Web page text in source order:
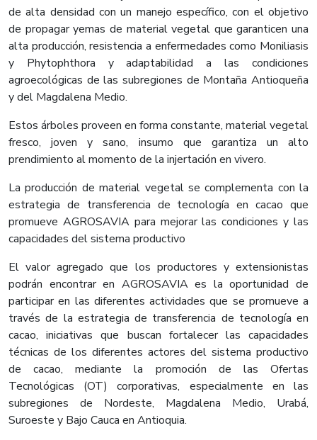
de alta densidad con un manejo específico, con el objetivo
de propagar yemas de material vegetal que garanticen una
alta producción, resistencia a enfermedades como Moniliasis
y Phytophthora y adaptabilidad a las condiciones
agroecológicas de las subregiones de Montaña Antioqueña
y del Magdalena Medio.
Estos árboles proveen en forma constante, material vegetal
fresco, joven y sano, insumo que garantiza un alto
prendimiento al momento de la injertación en vivero.
La producción de material vegetal se complementa con la
estrategia de transferencia de tecnología en cacao que
promueve AGROSAVIA para mejorar las condiciones y las
capacidades del sistema productivo
El valor agregado que los productores y extensionistas
podrán encontrar en AGROSAVIA es la oportunidad de
participar en las diferentes actividades que se promueve a
través de la estrategia de transferencia de tecnología en
cacao, iniciativas que buscan fortalecer las capacidades
técnicas de los diferentes actores del sistema productivo
de cacao, mediante la promoción de las Ofertas
Tecnológicas (OT) corporativas, especialmente en las
subregiones de Nordeste, Magdalena Medio, Urabá,
Suroeste y Bajo Cauca en Antioquia.